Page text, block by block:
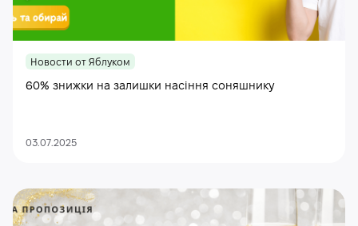
Новости от Яблуком
60% знижки на залишки насіння соняшнику
03.07.2025